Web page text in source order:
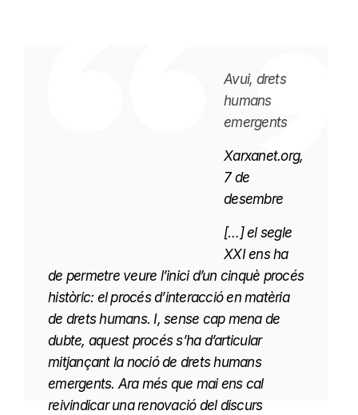
Avui, drets
humans
emergents
Xarxanet.org,
7 de
desembre
[…] el segle
XXI ens ha
de permetre veure l’inici d’un cinquè procés
històric: el procés d’interacció en matèria
de drets humans. I, sense cap mena de
dubte, aquest procés s’ha d’articular
mitjançant la noció de drets humans
emergents. Ara més que mai ens cal
reivindicar una renovació del discurs